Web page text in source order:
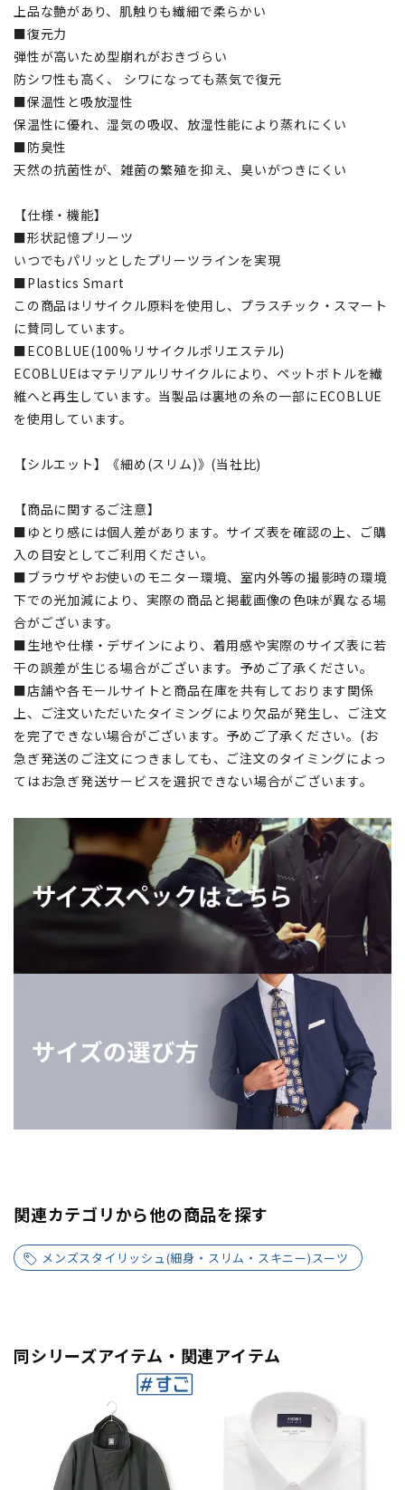
上品な艶があり、肌触りも繊細で柔らかい
■復元力
弾性が高いため型崩れがおきづらい
防シワ性も高く、 シワになっても蒸気で復元
■保温性と吸放湿性
保温性に優れ、湿気の吸収、放湿性能により蒸れにくい
■防臭性
天然の抗菌性が、雑菌の繁殖を抑え、臭いがつきにくい
【仕様・機能】
■形状記憶プリーツ
いつでもパリッとしたプリーツラインを実現
■Plastics Smart
この商品はリサイクル原料を使用し、プラスチック・スマート
に賛同しています。
■ECOBLUE(100%リサイクルポリエステル)
ECOBLUEはマテリアルリサイクルにより、ペットボトルを繊
維へと再生しています。当製品は裏地の糸の一部にECOBLUE
を使用しています。
【シルエット】《細め(スリム)》(当社比)
【商品に関するご注意】
■ゆとり感には個人差があります。サイズ表を確認の上、ご購
入の目安としてご利用ください。
■ブラウザやお使いのモニター環境、室内外等の撮影時の環境
下での光加減により、実際の商品と掲載画像の色味が異なる場
合がございます。
■生地や仕様・デザインにより、着用感や実際のサイズ表に若
干の誤差が生じる場合がございます。予めご了承ください。
■店舗や各モールサイトと商品在庫を共有しております関係
上、ご注文いただいたタイミングにより欠品が発生し、ご注文
を完了できない場合がございます。予めご了承ください。(お
急ぎ発送のご注文につきましても、ご注文のタイミングによっ
てはお急ぎ発送サービスを選択できない場合がございます。
関連カテゴリから他の商品を探す
メンズスタイリッシュ(細身・スリム・スキニー)スーツ
同シリーズアイテム・関連アイテム